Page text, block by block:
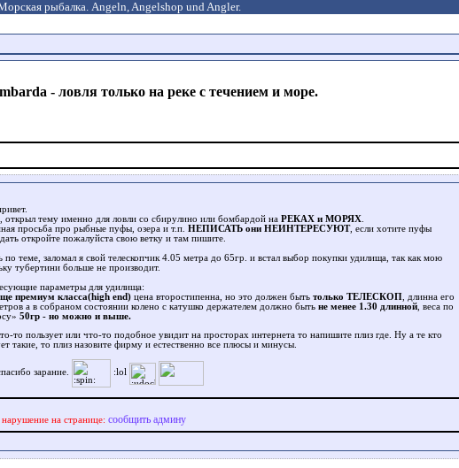
рыбалка. Angeln, Angelshop und Angler.
- ловля только на реке с течением и море.
открыл тему именно для ловли со сбирулино или бомбардой на РЕКАХ и МОРЯХ.
просьба про рыбные пуфы, озера и т.п. НЕПИСАТЬ они НЕИНТЕРЕСУЮТ, если хотите пуфы
откройте пожалуйста свою ветку и там пишите.
по теме, заломал я свой телескопчик 4.05 метра до 65гр. и встал выбор покупки удилища, так как мою
тубертини больше не производит.
параметры для удилища:
премиум класса(high end) цена второстипенна, но это должен быть только ТЕЛЕСКОП , длинна его
а в собраном состоянии колено с катушко держателем должно быть не менее 1.30 длинной , веса по
50гр - но можно и выше.
то пользует или что-то подобное увидит на просторах интернета то напишите плиз где. Ну а те кто
такие, то плиз назовите фирму и естественно все плюсы и минусы.
зарание.
на странице: сообщить админу